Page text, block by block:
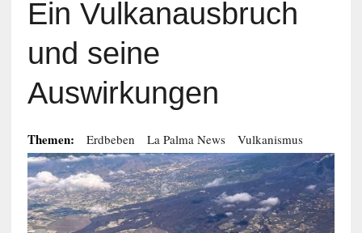
Ein Vulkanausbruch
und seine
Auswirkungen
Themen: Erdbeben La Palma News Vulkanismus